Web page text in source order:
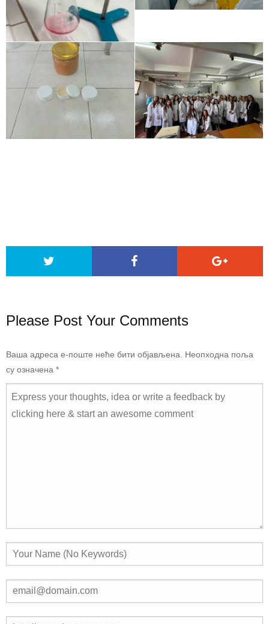
Please Post Your Comments
Ваша адреса е-поште неће бити објављена.
Неопходна поља
су означена *